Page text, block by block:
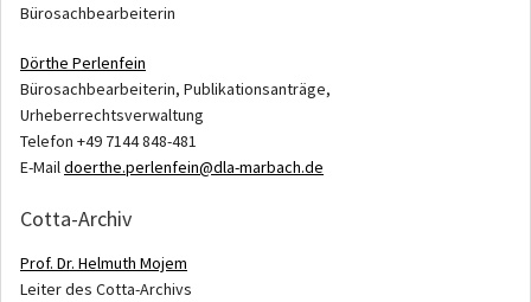
Bürosachbearbeiterin
Dörthe Perlenfein
Bürosachbearbeiterin, Publikationsanträge,
Urheberrechtsverwaltung
Telefon +49 7144 848-481
E-Maildoerthe.perlenfein@dla-marbach.de
Cotta-Archiv
Prof. Dr. Helmuth Mojem
Leiter des Cotta-Archivs